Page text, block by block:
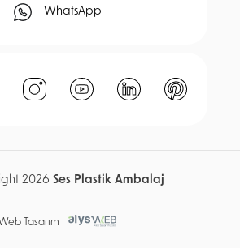
WhatsApp
2026 Ses Plastik Ambalaj
Tasarım |